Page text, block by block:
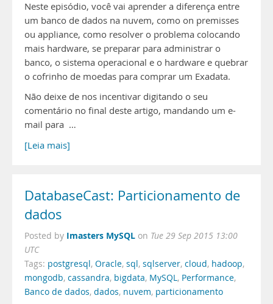
Neste episódio, você vai aprender a diferença entre
um banco de dados na nuvem, como on premisses
ou appliance, como resolver o problema colocando
mais hardware, se preparar para administrar o
banco, o sistema operacional e o hardware e quebrar
o cofrinho de moedas para comprar um Exadata.
Não deixe de nos incentivar digitando o seu
comentário no final deste artigo, mandando um e-
mail para …
[Leia mais]
DatabaseCast: Particionamento de
dados
Posted by Imasters MySQL on Tue 29 Sep 2015 13:00
UTC
Tags: postgresql, Oracle, sql, sqlserver, cloud, hadoop,
mongodb, cassandra, bigdata, MySQL, Performance,
Banco de dados, dados, nuvem, particionamento